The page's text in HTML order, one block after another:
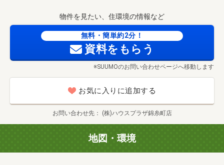
物件を見たい、住環境の情報など
無料・簡単約2分！
資料をもらう
※SUUMOのお問い合わせページへ移動します
お気に入りに追加する
お問い合わせ先 (株)ハウスプラザ錦糸町店
地図・環境